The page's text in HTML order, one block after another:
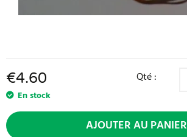
€4.60
En stock
Qté :
AJOUTER AU PANIER